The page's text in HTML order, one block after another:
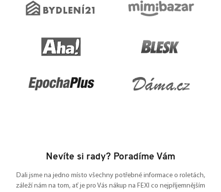
Nevíte si rady? Poradíme Vám
Dali jsme na jedno místo všechny potřebné informace o roletách,
záleží nám na tom, ať je pro Vás nákup na FEXI co nejpříjemnějším